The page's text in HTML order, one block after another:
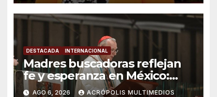
DESTACADA INTERNACIONAL
Madres buscadoras reflejan
fe y esperanza en México:
Parolin
AGO 6, 2026 ACRÓPOLIS MULTIMEDIOS